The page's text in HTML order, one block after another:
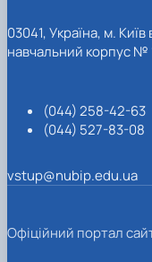
03041, Україна, м.
навчальний корпус №
(044) 258-42-63
(044) 527-83-08
vstup@nubip.edu.ua
Офіційний портал